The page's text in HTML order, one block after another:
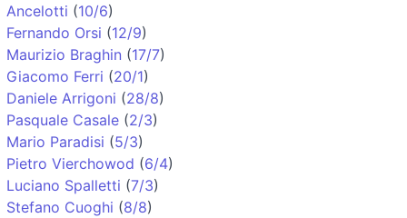
Ancelotti (10/6)
Fernando Orsi (12/9)
Maurizio Braghin (17/7)
Giacomo Ferri (20/1)
Daniele Arrigoni (28/8)
Pasquale Casale (2/3)
Mario Paradisi (5/3)
Pietro Vierchowod (6/4)
Luciano Spalletti (7/3)
Stefano Cuoghi (8/8)